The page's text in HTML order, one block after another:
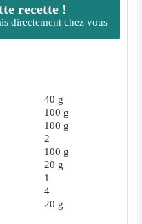
recette !
directement chez vous
40 g
100 g
100 g
2
100 g
20 g
1
4
20 g